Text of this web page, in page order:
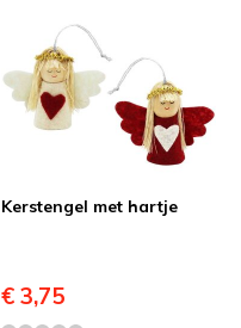
Kerstengel met hartje
€ 3,75